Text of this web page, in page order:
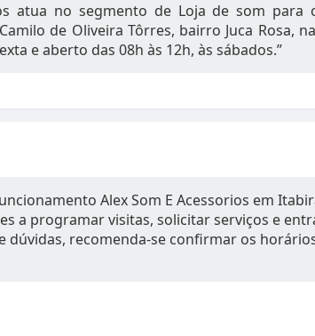
atua no segmento de Loja de som
de Oliveira Tôrres, bairro Juca Rosa,
e aberto das 08h às 12h, às sábados.”
Alex Som E Acessorios em
a programar visitas, solicitar serviços e
dúvidas, recomenda-se confirmar os